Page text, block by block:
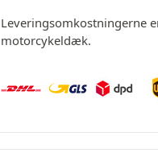
Leveringsomkostningerne
motorcykeldæk.